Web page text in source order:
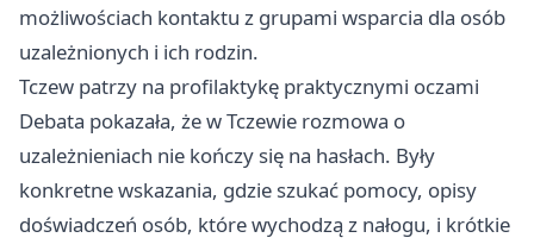
możliwościach kontaktu z grupami wsparcia dla osób
uzależnionych i ich rodzin.
Tczew patrzy na profilaktykę praktycznymi oczami
Debata pokazała, że w Tczewie rozmowa o
uzależnieniach nie kończy się na hasłach. Były
konkretne wskazania, gdzie szukać pomocy, opisy
doświadczeń osób, które wychodzą z nałogu, i krótkie